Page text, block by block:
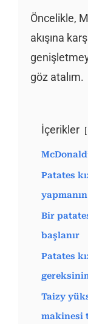
Öncelikle,
akışına
göz atalım.
İçerikler
Patates
Bir
başlanır
Patates
Taizy
makinesi